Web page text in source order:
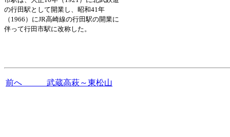
の行田駅として開業し、昭和41年
（1966）にJR高崎線の行田駅の開業に
伴って行田市駅に改称した。
前へ 武蔵高萩～東松山